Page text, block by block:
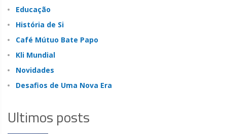
Educação
História de Si
Café Mútuo Bate Papo
Kli Mundial
Novidades
Desafios de Uma Nova Era
Ultimos posts